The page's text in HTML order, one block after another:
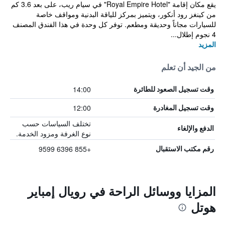
يقع مكان إقامة "Royal Empire Hotel" في سيام ريب، على بعد 3.6 كم
من كينغز رود أنكور، ويتميز بمركز للياقة البدنية ومواقف خاصة
للسيارات مجاناً وحديقة ومطعم. توفر كل وحدة في هذا الفندق المصنف
4 نجوم إطلال...
المزيد
من الجيد أن تعلم
وقت تسجيل الصعود للطائرة 14:00
وقت تسجيل المغادرة 12:00
الدفع والإلغاء
تختلف السياسات حسب
نوع الغرفة ومزود الخدمة.
رقم مكتب الاستقبال +855 6396 9599
المزايا ووسائل الراحة في رويال إمباير
هوتل